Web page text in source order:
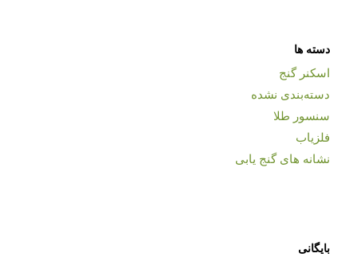
دسته ها
اسکنر گنج
دسته‌بندی نشده
سنسور طلا
فلزیاب
نشانه های گنج یابی
بایگانی